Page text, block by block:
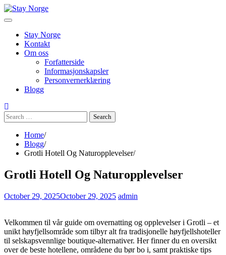
Skip
to
Stay Norge
Kontakt
Om oss
Forfatterside
Informasjonskapsler
Personvernerklæring
Blogg
Search
for:
Home
Blogg
Grotli Hotell Og Naturopplevelser
Grotli Hotell Og Naturopplevelser
October 29, 2025October 29, 2025 admin
Velkommen til vår guide om overnatting og opplevelser i Grotli – et
unikt høyfjellsområde som tilbyr alt fra tradisjonelle høyfjellshoteller
til selskapsvennlige boutique-alternativer. Her finner du en oversikt
over de beste hotellene, områdene du bør bo i, samt praktiske tips